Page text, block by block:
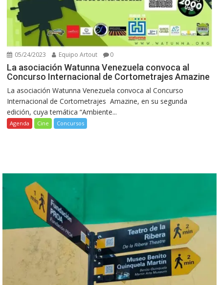
05/24/2023 Equipo Artout 0
La asociación Watunna Venezuela convoca al
Concurso Internacional de Cortometrajes Amazine
La asociación Watunna Venezuela convoca al Concurso
Internacional de Cortometrajes Amazine, en su segunda
edición, cuya temática “Ambiente...
Agenda Cine Concursos